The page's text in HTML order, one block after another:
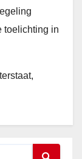
toelichting in